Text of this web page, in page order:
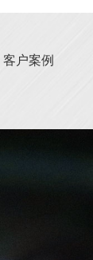
客户案例